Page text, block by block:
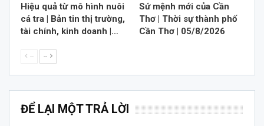
Hiệu quả từ mô hình nuôi
cá tra | Bản tin thị trường,
tài chính, kinh doanh |…
Sứ mệnh mới của Cần
Thơ | Thời sự thành phố
Cần Thơ | 05/8/2026
-- --
ĐỂ LẠI MỘT TRẢ LỜI